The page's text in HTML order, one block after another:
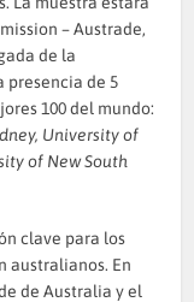
– Austrade,
de la
presencia de 5
100 del mundo:
University of
of New South
clave para los
australianos. En
de Australia y el